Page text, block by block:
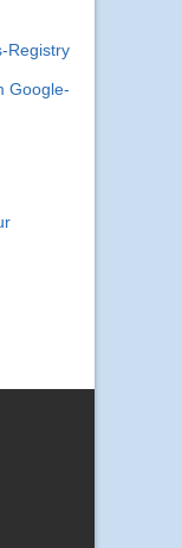
Registry
Google-